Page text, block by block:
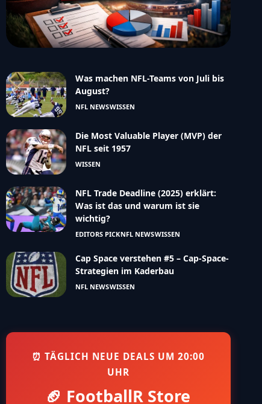
Was machen NFL-Teams von Juli bis
August?
NFL NEWSWISSEN
Die Most Valuable Player (MVP) der
NFL seit 1957
WISSEN
NFL Trade Deadline (2025) erklärt:
Was ist das und warum ist sie
wichtig?
EDITORS PICKNFL NEWSWISSEN
Cap Space verstehen #5 – Cap-Space-
Strategien im Kaderbau
NFL NEWSWISSEN
⏰ TÄGLICH NEUE DEALS UM 20:00
UHR
🏈 FootballR Store